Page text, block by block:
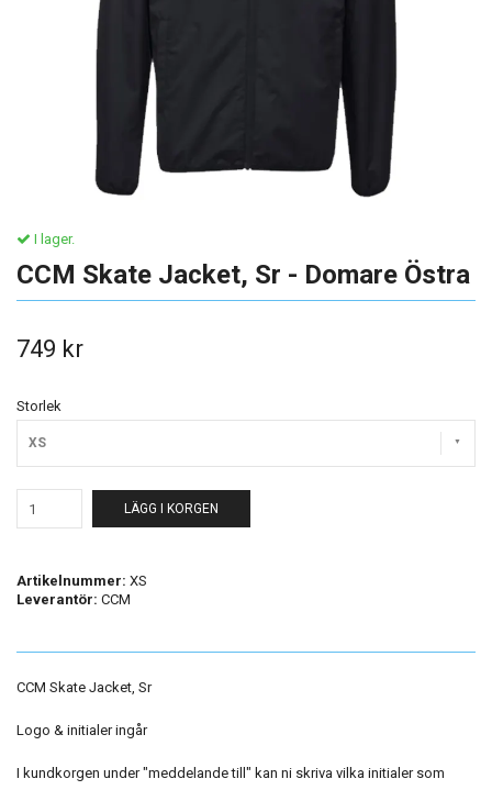
I lager.
CCM Skate Jacket, Sr - Domare Östra
749 kr
Storlek
XS
LÄGG I KORGEN
Artikelnummer: XS
Leverantör: CCM
CCM Skate Jacket, Sr
Logo & initialer ingår
I kundkorgen under "meddelande till" kan ni skriva vilka initialer som